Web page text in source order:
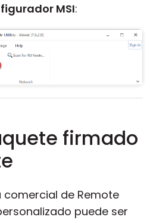
MSI:
firmado
comercial de Remote
puede ser